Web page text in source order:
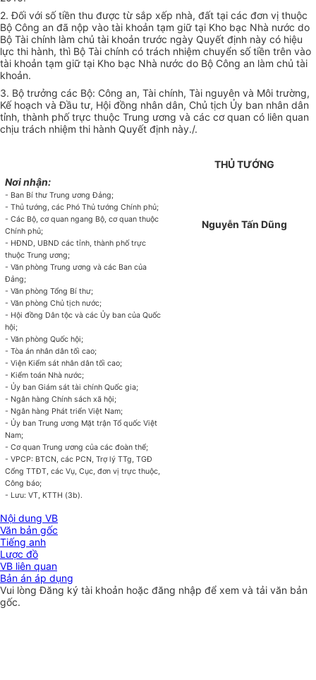
2. Đối với số tiền thu được từ sắp xếp nhà, đất tại các đơn vị thuộc
Bộ Công an đã nộp vào tài khoản tạm giữ tại Kho bạc Nhà nước do
Bộ Tài chính làm chủ tài khoản trước ngày Quyết định này có hiệu
lực thi hành, thì Bộ Tài chính có trách nhiệm chuyển số tiền trên vào
tài khoản tạm giữ tại Kho bạc Nhà nước do Bộ Công an làm chủ tài
khoản.
3. Bộ trưởng các Bộ: Công an, Tài chính, Tài nguyên và Môi trường,
Kế hoạch và Đầu tư, Hội đồng nhân dân, Chủ tịch Ủy ban nhân dân
tỉnh, thành phố trực thuộc Trung ương và các cơ quan có liên quan
chịu trách nhiệm thi hành Quyết định này./.
Nơi nhận:
- Ban Bí thư Trung ương Đảng;
- Thủ tướng, các Phó Thủ tướng Chính phủ;
- Các Bộ, cơ quan ngang Bộ, cơ quan thuộc
Chính phủ;
- HĐND, UBND các tỉnh, thành phố trực
thuộc Trung ương;
- Văn phòng Trung ương và các Ban của
Đảng;
- Văn phòng Tổng Bí thư;
- Văn phòng Chủ tịch nước;
- Hội đồng Dân tộc và các Ủy ban của Quốc
hội;
- Văn phòng Quốc hội;
- Tòa án nhân dân tối cao;
- Viện Kiểm sát nhân dân tối cao;
- Kiểm toán Nhà nước;
- Ủy ban Giám sát tài chính Quốc gia;
- Ngân hàng Chính sách xã hội;
- Ngân hàng Phát triển Việt Nam;
- Ủy ban Trung ương Mặt trận Tổ quốc Việt
Nam;
- Cơ quan Trung ương của các đoàn thể;
- VPCP: BTCN, các PCN, Trợ lý TTg, TGĐ
Cổng TTĐT, các Vụ, Cục, đơn vị trực thuộc,
Công báo;
- Lưu: VT, KTTH (3b).
THỦ TƯỚNG
Nguyễn Tấn Dũng
Nội dung VB
Văn bản gốc
Tiếng anh
Lược đồ
VB liên quan
Bản án áp dụng
Vui lòngĐăng ký tài khoản hoặc đăng nhập để xem và tải văn bản
gốc.